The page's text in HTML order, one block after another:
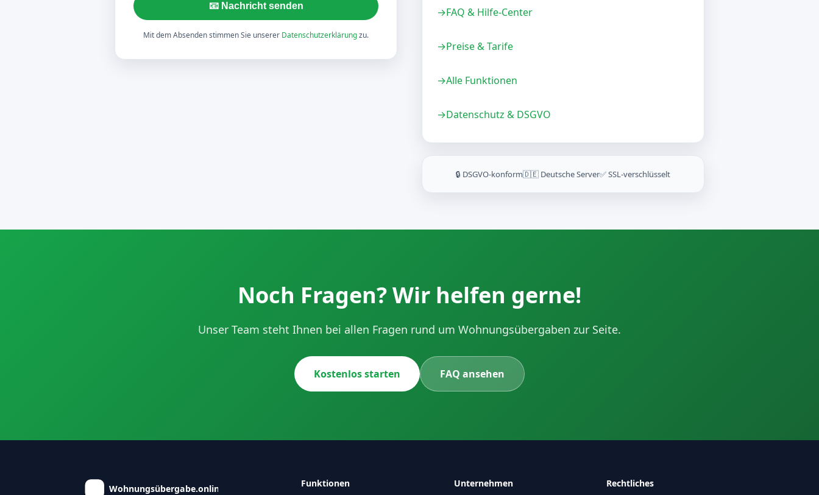
📧 Nachricht senden
Mit dem Absenden stimmen Sie unserer Datenschutzerklärungzu.
→FAQ & Hilfe-Center
→Preise & Tarife
→Alle Funktionen
→Datenschutz & DSGVO
🔒 DSGVO-konform🇩🇪 Deutsche Server✅ SSL-verschlüsselt
Noch Fragen? Wir helfen gerne!
Unser Team steht Ihnen bei allen Fragen rund um Wohnungsübergaben zur Seite.
Kostenlos starten FAQ ansehen
Funktionen Unternehmen Rechtliches